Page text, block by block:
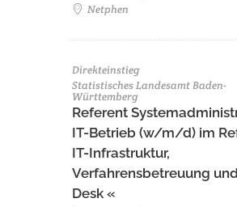
Netphen
Direkteinstieg
Statistisches Landesamt Baden-
Württemberg
Referent
IT-Betrieb (w/m/d) im
IT-Infrastruktur,
Verfahrensbetreuung
Desk «